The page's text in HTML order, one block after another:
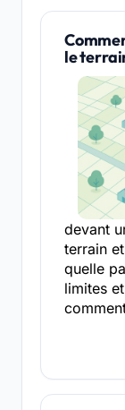
le
devant
terrain
quelle
limites